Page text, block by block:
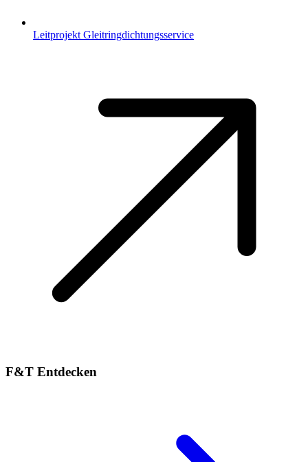
Leitprojekt Gleitringdichtungsservice
F&T Entdecken